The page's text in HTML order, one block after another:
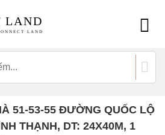
LAND
LAND
51-53-55 ĐƯỜNG QUỐC LỘ
THẠNH, DT: 24X40M, 1